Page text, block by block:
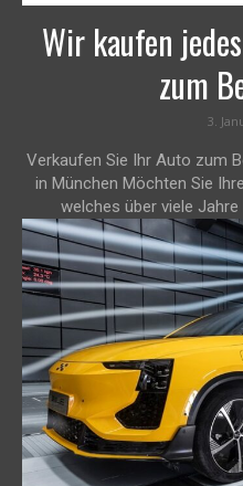
Wir kaufen
zum
3.
Verkaufen Sie Ihr Auto zum
in München Möchten Sie Ihren Gebrauchtwagen verkaufen,
welches über viele